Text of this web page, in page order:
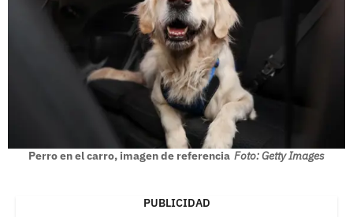
Perro en el carro, imagen de referencia Foto: Getty Images
PUBLICIDAD